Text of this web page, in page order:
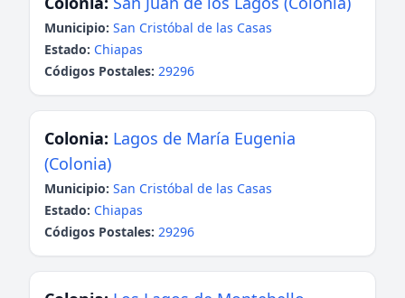
Municipio: San Cristóbal de las Casas
Estado: Chiapas
Códigos Postales: 29296
Colonia: Lagos de María Eugenia
(Colonia)
Municipio: San Cristóbal de las Casas
Estado: Chiapas
Códigos Postales: 29296